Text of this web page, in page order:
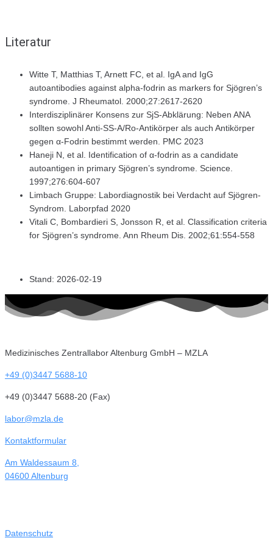
Literatur
Witte T, Matthias T, Arnett FC, et al. IgA and IgG
autoantibodies against alpha-fodrin as markers for Sjögren’s
syndrome. J Rheumatol. 2000;27:2617-2620
Interdisziplinärer Konsens zur SjS-Abklärung: Neben ANA
sollten sowohl Anti-SS-A/Ro-Antikörper als auch Antikörper
gegen α‑Fodrin bestimmt werden. PMC 2023
Haneji N, et al. Identification of α-fodrin as a candidate
autoantigen in primary Sjögren’s syndrome. Science.
1997;276:604-607
Limbach Gruppe: Labordiagnostik bei Verdacht auf Sjögren-
Syndrom. Laborpfad 2020
Vitali C, Bombardieri S, Jonsson R, et al. Classification criteria
for Sjögren’s syndrome. Ann Rheum Dis. 2002;61:554-558
Stand: 2026-02-19
Medizinisches Zentrallabor Altenburg GmbH – MZLA
+49 (0)3447 5688-10
+49 (0)3447 5688-20 (Fax)
labor@mzla.de
Kontaktformular
Am Waldessaum 8,
04600 Altenburg
Datenschutz